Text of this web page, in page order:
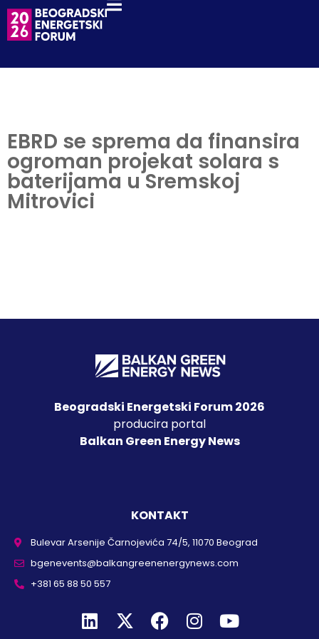
EBRD se sprema da finansira
ogroman projekat solara s
baterijama u Sremskoj
Mitrovici
Beogradski Energetski Forum 2026
producira portal
Balkan Green Energy News
KONTAKT
Bulevar Arsenije Čarnojevića 74/5, 11070 Beograd
bgenevents@balkangreenenergynews.com
+381 65 88 50 557